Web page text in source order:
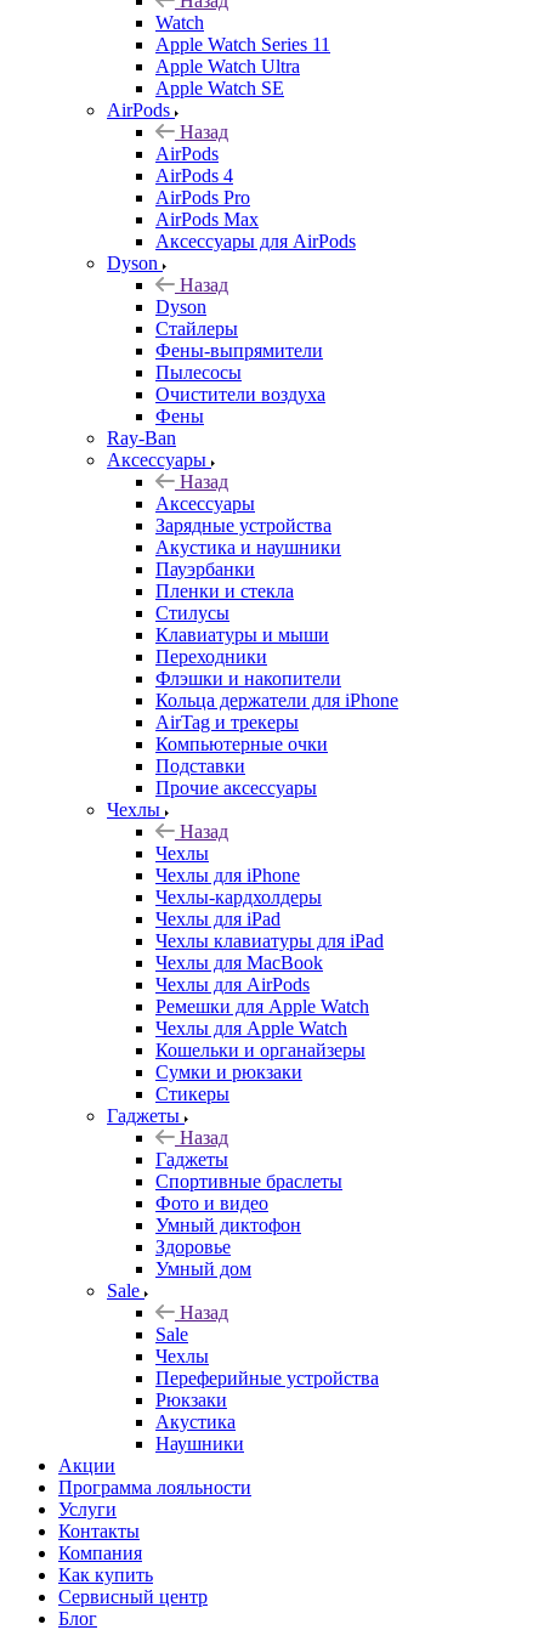
Watch
Apple Watch Series 11
Apple Watch Ultra
Apple Watch SE
AirPods
Назад
AirPods
AirPods 4
AirPods Pro
AirPods Max
Аксессуары для AirPods
Dyson
Назад
Dyson
Стайлеры
Фены-выпрямители
Пылесосы
Очистители воздуха
Фены
Ray-Ban
Аксессуары
Назад
Аксессуары
Зарядные устройства
Акустика и наушники
Пауэрбанки
Пленки и стекла
Стилусы
Клавиатуры и мыши
Переходники
Флэшки и накопители
Кольца держатели для iPhone
AirTag и трекеры
Компьютерные очки
Подставки
Прочие аксессуары
Чехлы
Назад
Чехлы
Чехлы для iPhone
Чехлы-кардхолдеры
Чехлы для iPad
Чехлы клавиатуры для iPad
Чехлы для MacBook
Чехлы для AirPods
Ремешки для Apple Watch
Чехлы для Apple Watch
Кошельки и органайзеры
Сумки и рюкзаки
Стикеры
Гаджеты
Назад
Гаджеты
Спортивные браслеты
Фото и видео
Умный диктофон
Здоровье
Умный дом
Sale
Назад
Sale
Чехлы
Переферийные устройства
Рюкзаки
Акустика
Наушники
Акции
Программа лояльности
Услуги
Контакты
Компания
Как купить
Сервисный центр
Блог